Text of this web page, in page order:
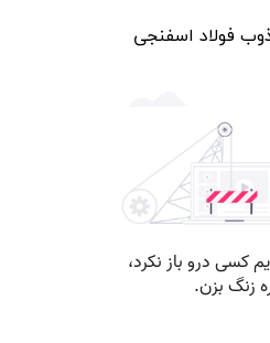
فولاد اسفنجی